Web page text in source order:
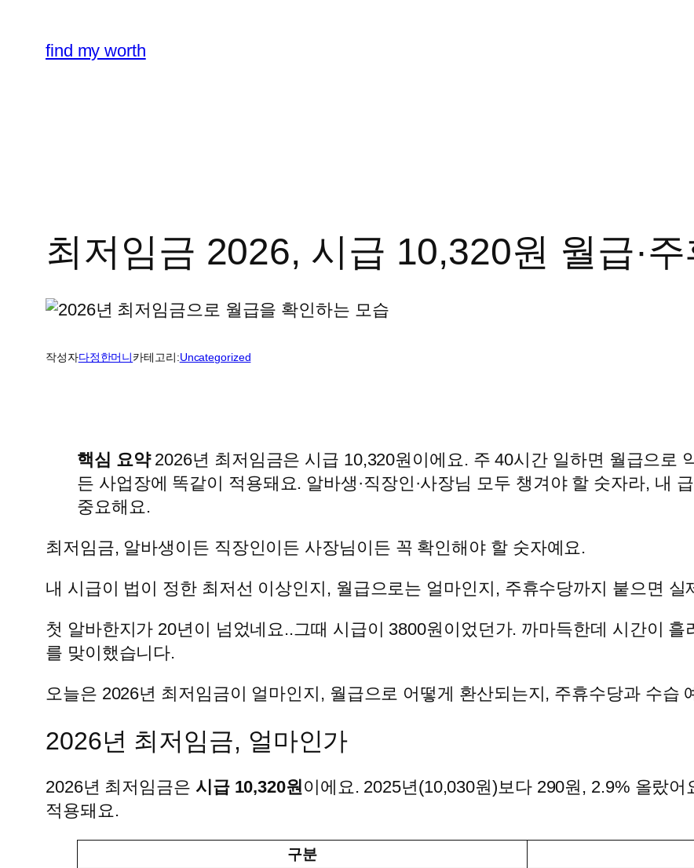
find my worth
최저임금 2026, 시급 10,320원 월급·주
작성자다정한머니카테고리:Uncategorized
핵심 요약2026년 최저임금은 시급 10,320원이에요. 주 40시간 일하면 월급으로
든 사업장에 똑같이 적용돼요. 알바생·직장인·사장님 모두 챙겨야 할 숫자라, 내
중요해요.
최저임금, 알바생이든 직장인이든 사장님이든 꼭 확인해야 할 숫자예요.
내 시급이 법이 정한 최저선 이상인지, 월급으로는 얼마인지, 주휴수당까지 붙으면
첫 알바한지가 20년이 넘었네요..그때 시급이 3800원이었던가. 까마득한데 시간이
를 맞이했습니다.
오늘은 2026년 최저임금이 얼마인지, 월급으로 어떻게 환산되는지, 주휴수당과 수습
2026년 최저임금, 얼마인가
2026년 최저임금은 시급 10,320원이에요. 2025년(10,030원)보다 290원, 2.9% 올랐
적용돼요.
구분